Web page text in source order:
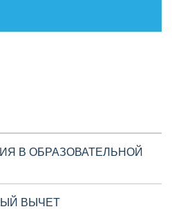
В ОБРАЗОВАТЕЛЬНОЙ
ВЫЧЕТ